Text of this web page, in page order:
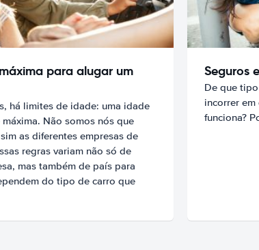
para alugar um
há limites de idade: uma idade
Não somos nós que
as diferentes empresas de
regras variam não só de
mas também de país para
do tipo de carro que
Seguros
De que
incorrer
funciona?